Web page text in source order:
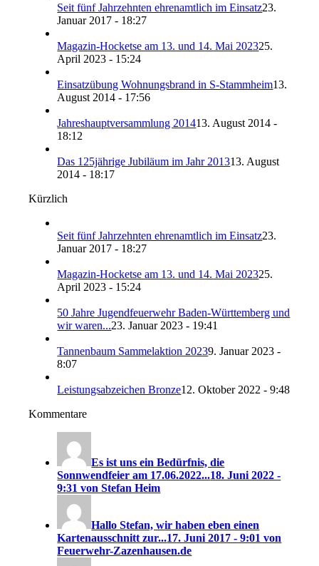
Seit fünf Jahrzehnten ehrenamtlich im Einsatz23.
Januar 2017 - 18:27
Magazin-Hocketse am 13. und 14. Mai 202325.
April 2023 - 15:24
Einsatzübung Wohnungsbrand in S-Stammheim13.
August 2014 - 17:56
Jahreshauptversammlung 201413. August 2014 -
18:12
Das 125jährige Jubiläum im Jahr 201313. August
2014 - 18:17
Kürzlich
Seit fünf Jahrzehnten ehrenamtlich im Einsatz23.
Januar 2017 - 18:27
Magazin-Hocketse am 13. und 14. Mai 202325.
April 2023 - 15:24
50 Jahre Jugendfeuerwehr Baden-Württemberg und
wir waren...23. Januar 2023 - 19:41
Tannenbaum Sammelaktion 20239. Januar 2023 -
8:07
Leistungsabzeichen Bronze12. Oktober 2022 - 9:48
Kommentare
Es ist uns ein Bedürfnis, die
Sonnwendfeier am 17.06.2022...18. Juni 2022 -
9:31 von Stefan Heim
Hallo Stefan, wir haben eben einen
Kartenausschnitt zur...17. Juni 2017 - 9:01 von
Feuerwehr-Zazenhausen.de